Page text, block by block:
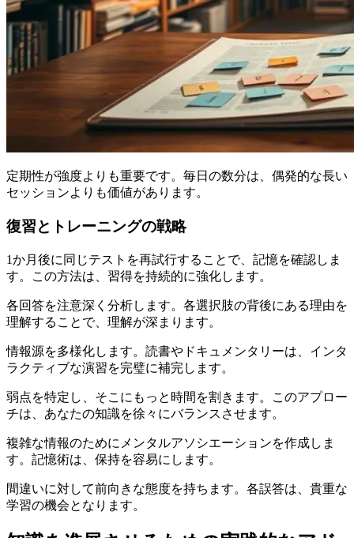
定期性が強度よりも重要です。毎日の数分は、偶発的な長い
セッションよりも価値があります。
復習とトレーニングの戦略
1か月後に同じテストを再試行することで、記憶を確認しま
す。この方法は、習得を持続的に強化します。
各回答を注意深く分析します。各選択肢の背後にある理由を
理解することで、理解が深まります。
情報源を多様化します。読書やドキュメンタリーは、インタ
ラクティブな演習を完璧に補完します。
弱点を特定し、そこにもっと時間を割きます。このアプロー
チは、あなたの知識を徐々にバランスさせます。
複雑な情報のためにメンタルアソシエーションを作成しま
す。記憶術は、保持を容易にします。
間違いに対して前向きな態度を持ちます。各誤答は、貴重な
学習の機会となります。